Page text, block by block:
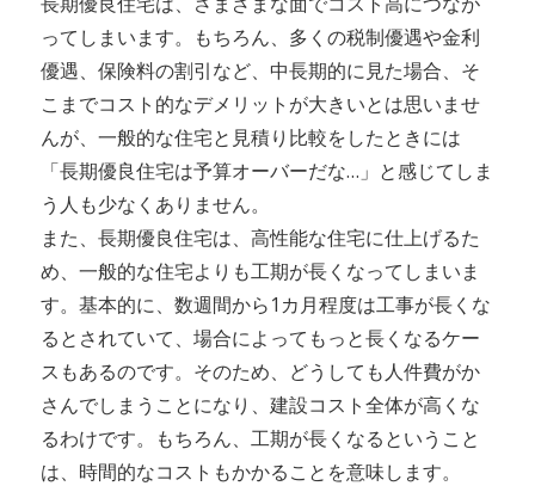
ってしまいます。もちろん、多くの税制優遇や金利
優遇、保険料の割引など、中長期的に見た場合、そ
こまでコスト的なデメリットが大きいとは思いませ
んが、一般的な住宅と見積り比較をしたときには
「長期優良住宅は予算オーバーだな…」と感じてしま
う人も少なくありません。
また、長期優良住宅は、高性能な住宅に仕上げるた
め、一般的な住宅よりも工期が長くなってしまいま
す。基本的に、数週間から1カ月程度は工事が長くな
るとされていて、場合によってもっと長くなるケー
スもあるのです。そのため、どうしても人件費がか
さんでしまうことになり、建設コスト全体が高くな
るわけです。もちろん、工期が長くなるということ
は、時間的なコストもかかることを意味します。